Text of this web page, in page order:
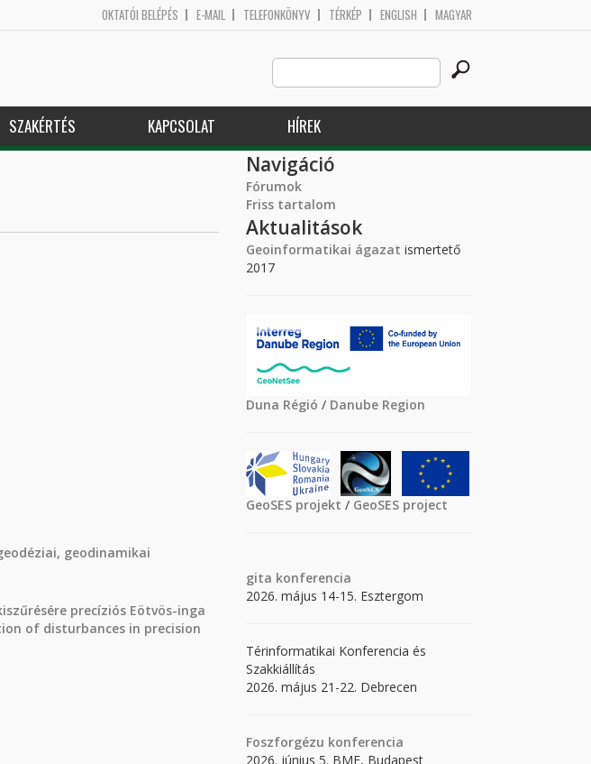
OKTATÓI BELÉPÉS E-MAIL TELEFONKÖNYV TÉRKÉP ENGLISH MAGYAR
Search
this
site
SZAKÉRTÉS KAPCSOLAT HÍREK
geodinamikai
precíziós Eötvös-inga
of disturbances in precision
Navigáció
Fórumok
Friss tartalom
Aktualitások
Geoinformatikai ágazat ismertető
2017
Duna Régió / Danube Region
GeoSES projekt / GeoSES project
gita konferencia
2026. május 14-15. Esztergom
Térinformatikai Konferencia és
Szakkiállítás
2026. május 21-22. Debrecen
Foszforgézu konferencia
2026. június 5. BME, Budapest